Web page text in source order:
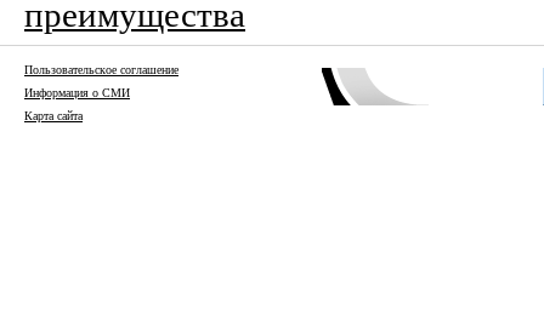
преимущества
Пользовательское соглашение
Информация о СМИ
Карта сайта